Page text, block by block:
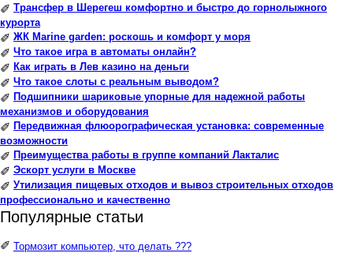
✐ Трансфер в Шерегеш комфортно и быстро до горнолыжного
курорта
✐ ЖК Marine garden: роскошь и комфорт у моря
✐ Что такое игра в автоматы онлайн?
✐ Как играть в Лев казино на деньги
✐ Что такое слоты с реальным выводом?
✐ Подшипники шариковые упорные для надежной работы
механизмов и оборудования
✐ Передвижная флюорографическая установка: современные
возможности
✐ Преимущества работы в группе компаний Лакталис
✐ Эскорт услуги в Москве
✐ Утилизация пищевых отходов и вывоз строительных отходов
профессионально и качественно
Популярные статьи
✐ Тормозит компьютер, что делать ???